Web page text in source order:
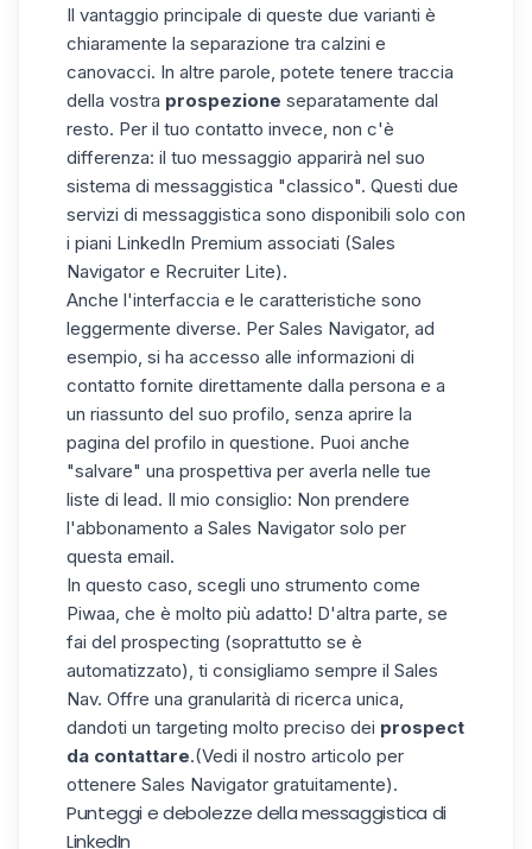
Il vantaggio principale di queste due varianti è
chiaramente la separazione tra calzini e
canovacci. In altre parole, potete tenere traccia
della vostra prospezione separatamente dal
resto. Per il tuo contatto invece, non c'è
differenza: il tuo messaggio apparirà nel suo
sistema di messaggistica "classico". Questi due
servizi di messaggistica sono disponibili solo con
i piani LinkedIn Premium associati (Sales
Navigator e Recruiter Lite).
Anche l'interfaccia e le caratteristiche sono
leggermente diverse. Per Sales Navigator, ad
esempio, si ha accesso alle informazioni di
contatto fornite direttamente dalla persona e a
un riassunto del suo profilo, senza aprire la
pagina del profilo in questione. Puoi anche
"salvare" una prospettiva per averla nelle tue
liste di lead. Il mio consiglio: Non prendere
l'abbonamento a Sales Navigator solo per
questa email.
In questo caso, scegli uno strumento come
Piwaa, che è molto più adatto! D'altra parte, se
fai del prospecting (soprattutto se è
automatizzato), ti consigliamo sempre il Sales
Nav. Offre una granularità di ricerca unica,
dandoti un targeting molto preciso dei prospect
da contattare.(Vedi il nostro articolo per
ottenere Sales Navigator gratuitamente).
Punteggi e debolezze della messaggistica di
LinkedIn